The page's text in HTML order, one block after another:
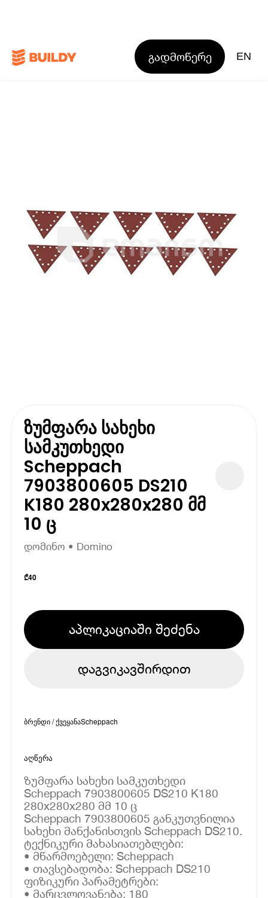
გადმოწერე EN
ზუმფარა სახეხი
სამკუთხედი
Scheppach
7903800605 DS210
K180 280x280x280 მმ
10 ც
დომინო • Domino
₾40
აპლიკაციაში შეძენა
დაგვიკავშირდით
ბრენდი / ქვეყანაScheppach
აღწერა
ზუმფარა სახეხი სამკუთხედი
Scheppach 7903800605 DS210 K180
280x280x280 მმ 10 ც
Scheppach 7903800605 განკუთვნილია
სახეხი მანქანისთვის Scheppach DS210.
ტექნიკური მახასიათებლები:
• მწარმოებელი: Scheppach
• თავსებადობა: Scheppach DS210
ფიზიკური პარამეტრები:
• მარცვლოვანება: 180